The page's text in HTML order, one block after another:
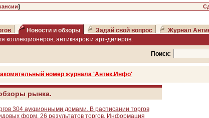
]
Новости и обзоры Задай свой вопрос
Журнал
коллекционеров, антикваров и арт-дилеров.
Поиск:
номер журнала 'Антик.Инфо'
рынка.
304 аукционными домами. В расписании торгов
форм, 26 результатов торгов. Информация